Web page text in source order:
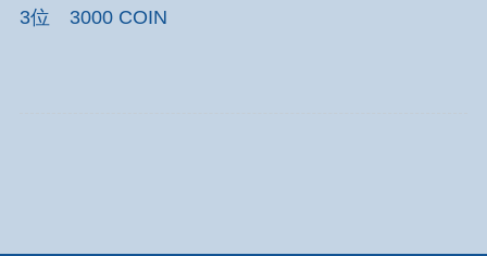
3位 3000 COIN